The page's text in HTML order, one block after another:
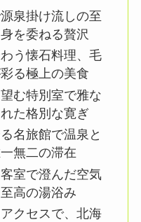
泉掛け流しの至
を委ねる贅沢
う懐石料理、毛
る極上の美食
む特別室で雅な
た格別な寛ぎ
名旅館で温泉と
無二の滞在
室で澄んだ空気
高の湯浴み
クセスで、北海